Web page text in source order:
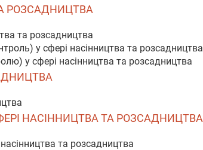
РОЗСАДНИЦТВА
та розсадництва
у сфері насінництва та розсадництва
у сфері насінництва та розсадництва
НАСІННИЦТВА ТА РОЗСАДНИЦТВА
та розсадництва